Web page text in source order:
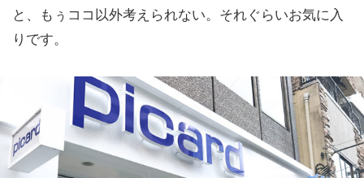
と、もぅココ以外考えられない。それぐらいお気に入
りです。